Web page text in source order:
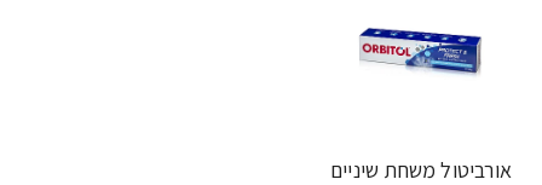
אורביטול משחת שיניים